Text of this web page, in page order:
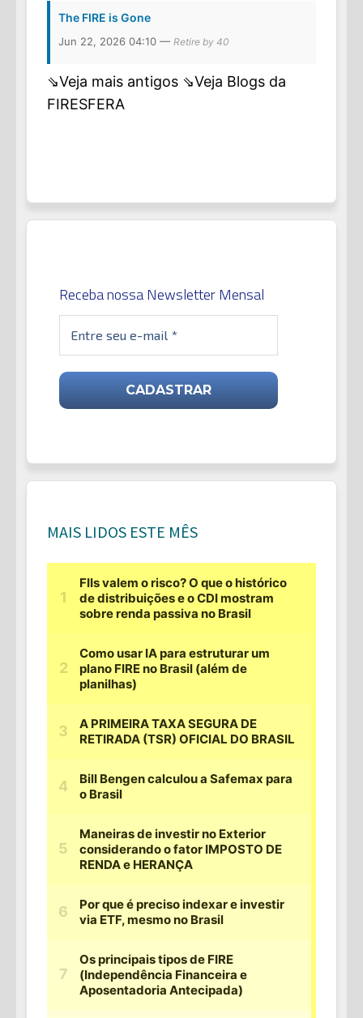
The FIRE is Gone
Jun 22, 2026 04:10 — Retire by 40
⇘Veja mais antigos ⇘Veja Blogs da
FIRESFERA
Receba nossa Newsletter Mensal
MAIS LIDOS ESTE MÊS